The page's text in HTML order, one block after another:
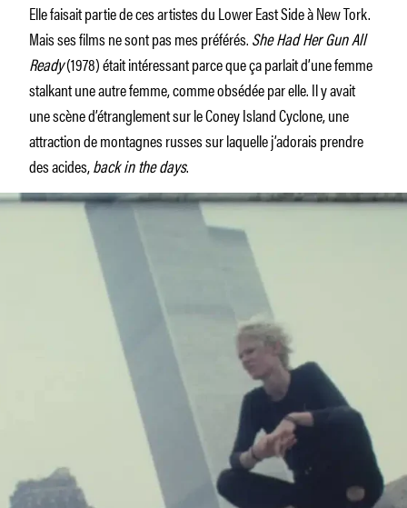
Elle faisait partie de ces artistes du Lower East Side à New Tork.
Mais ses films ne sont pas mes préférés.She Had Her Gun All
Ready(1978) était intéressant parce que ça parlait d’une femme
stalkant une autre femme, comme obsédée par elle. Il y avait
une scène d’étranglement sur le Coney Island Cyclone, une
attraction de montagnes russes sur laquelle j’adorais prendre
des acides,back in the days.